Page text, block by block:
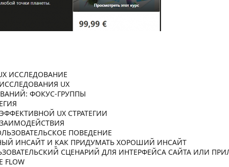
ИССЛЕДОВАНИЕ
UX
ФОКУС-ГРУППЫ
UX СТРАТЕГИИ
ПОВЕДЕНИЕ
ИНСАЙТ И КАК ПРИДУМАТЬ ХОРОШИЙ ИНСАЙТ
СЦЕНАРИЙ ДЛЯ ИНТЕРФЕЙСА САЙТА ИЛИ
FLOW